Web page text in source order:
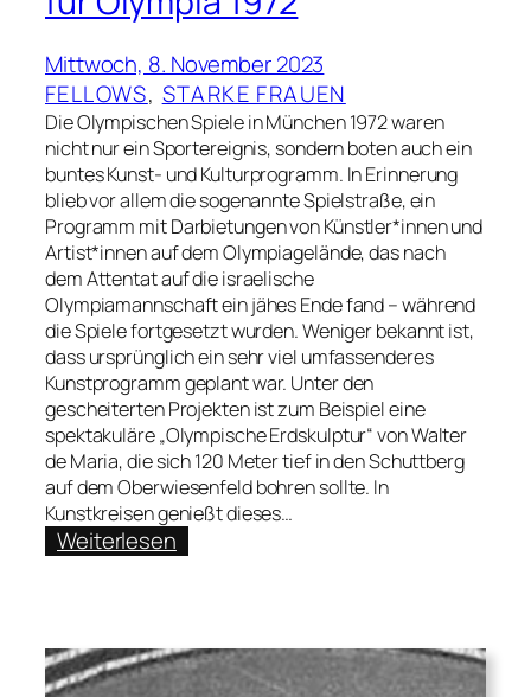
Mittwoch, 8. November 2023
FELLOWS, STARKE FRAUEN
Die Olympischen Spiele in München 1972 waren
nicht nur ein Sportereignis, sondern boten auch ein
buntes Kunst- und Kulturprogramm. In Erinnerung
blieb vor allem die sogenannte Spielstraße, ein
Programm mit Darbietungen von Künstler*innen und
Artist*innen auf dem Olympiagelände, das nach
dem Attentat auf die israelische
Olympiamannschaft ein jähes Ende fand – während
die Spiele fortgesetzt wurden. Weniger bekannt ist,
dass ursprünglich ein sehr viel umfassenderes
Kunstprogramm geplant war. Unter den
gescheiterten Projekten ist zum Beispiel eine
spektakuläre „Olympische Erdskulptur“ von Walter
de Maria, die sich 120 Meter tief in den Schuttberg
auf dem Oberwiesenfeld bohren sollte. In
Kunstkreisen genießt dieses…
Weiterlesen:
Vergnügens“